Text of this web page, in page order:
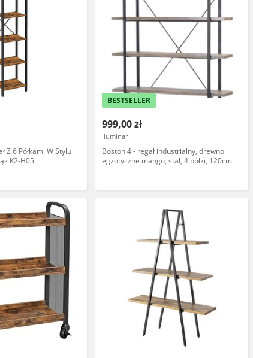
Z 6 Półkami W Stylu
K2-H05
BESTSELLER
999,00 zł
Iluminar
Boston 4 - regał industrialny, drewno
egzotyczne mango, stal, 4 półki, 120cm